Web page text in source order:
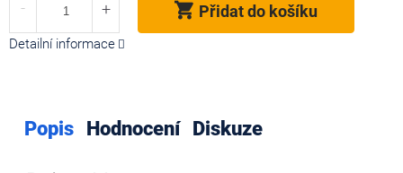
Přidat do košíku
Detailní informace
Popis Hodnocení Diskuze